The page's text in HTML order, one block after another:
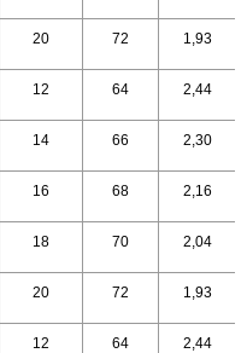
20 72 1,93
12 64 2,44
14 66 2,30
16 68 2,16
18 70 2,04
20 72 1,93
12 64 2,44